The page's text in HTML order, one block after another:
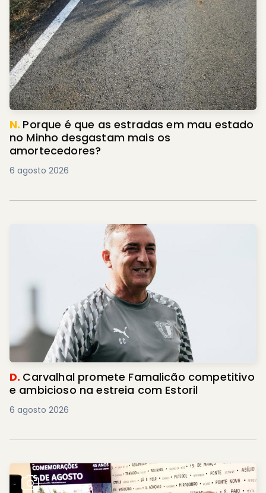
N. Porque é que as estradas em mau estado
no Minho desgastam mais os
amortecedores?
6 agosto 2026
D. Carvalhal promete Famalicão competitivo
e ambicioso na estreia com Estoril
6 agosto 2026